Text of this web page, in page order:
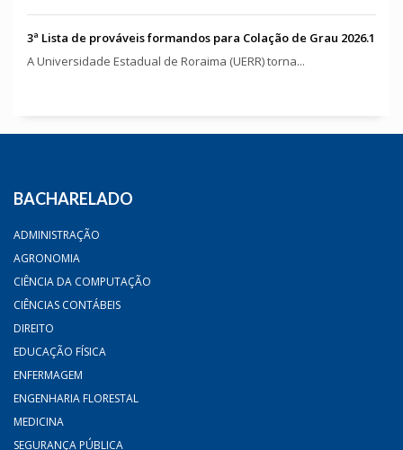
3ª Lista de prováveis formandos para Colação de Grau 2026.1
A Universidade Estadual de Roraima (UERR) torna...
BACHARELADO
ADMINISTRAÇÃO
AGRONOMIA
CIÊNCIA DA COMPUTAÇÃO
CIÊNCIAS CONTÁBEIS
DIREITO
EDUCAÇÃO FÍSICA
ENFERMAGEM
ENGENHARIA FLORESTAL
MEDICINA
SEGURANÇA PÚBLICA